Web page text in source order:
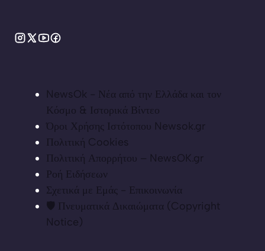
NewsOk - Νέα από την Ελλάδα και τον
Κόσμο & Ιστορικά Βίντεο
Όροι Χρήσης Ιστότοπου Newsok.gr
Πολιτική Cookies
Πολιτική Απορρήτου – NewsOK.gr
Ροή Ειδήσεων
Σχετικά με Εμάς - Επικοινωνία
🛡️ Πνευματικά Δικαιώματα (Copyright
Notice)